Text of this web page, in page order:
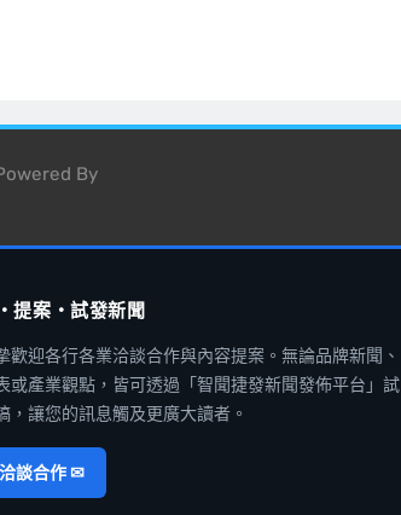
By
提案・試發新聞
歡迎各行各業洽談合作與內容提案。無論品牌新聞、
或產業觀點，皆可透過「智聞捷發新聞發佈平台」試
，讓您的訊息觸及更廣大讀者。
談合作 ✉